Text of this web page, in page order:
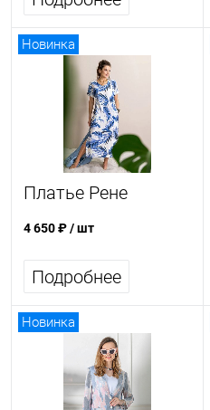
Новинка
Платье Рене
4 650 ₽/ шт
Подробнее
Новинка